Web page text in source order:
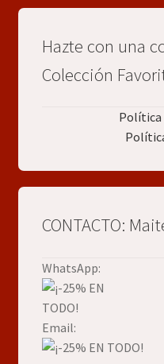
Hazte con una
Colección
Política
CONTACTO:
WhatsApp:
Email: